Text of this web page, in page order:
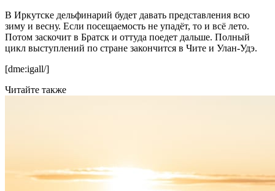
В Иркутске дельфинарий будет давать представления всю
зиму и весну. Если посещаемость не упадёт, то и всё лето.
Потом заскочит в Братск и оттуда поедет дальше. Полный
цикл выступлений по стране закончится в Чите и Улан-Удэ.
[dme:igall/]
Читайте также